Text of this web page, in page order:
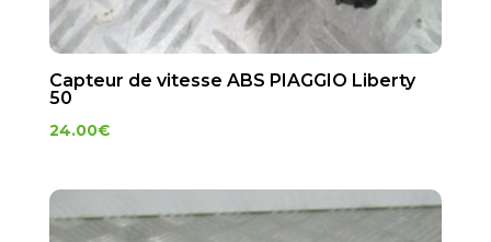
Capteur de vitesse ABS PIAGGIO Liberty
50
24.00€